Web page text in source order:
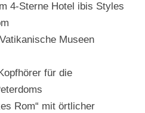
4-Sterne Hotel ibis Styles
Museen
für die
Rom“ mit örtlicher